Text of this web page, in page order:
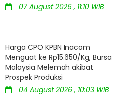
07 August 2026 , 11:10 WIB
Harga CPO KPBN Inacom
Menguat ke Rp15.650/Kg, Bursa
Malaysia Melemah akibat
Prospek Produksi
04 August 2026 , 10:03 WIB